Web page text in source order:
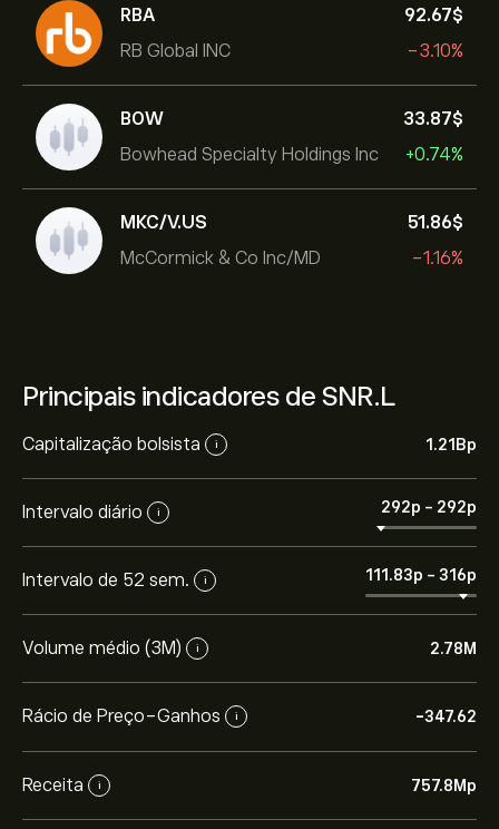
RBA
RB Global INC
92.67‎$‎
-3.10%
BOW
Bowhead Specialty Holdings Inc
33.87‎$‎
+0.74%
MKC/V.US
McCormick & Co Inc/MD
51.86‎$‎
-1.16%
Principais indicadores de SNR.L
Capitalização bolsista i 1.21B‎p‎
Intervalo diário i 292‎p‎ - 292‎p‎
Intervalo de 52 sem. i 111.83‎p‎ - 316‎p‎
Volume médio (3M) i 2.78M
Rácio de Preço-Ganhos i -347.62
Receita i 757.8M‎p‎